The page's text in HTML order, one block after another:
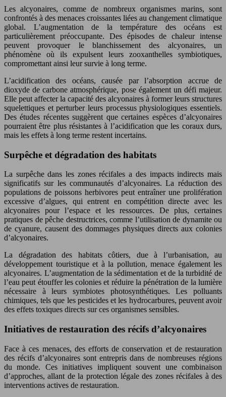
Les alcyonaires, comme de nombreux organismes marins, sont
confrontés à des menaces croissantes liées au changement climatique
global. L’augmentation de la température des océans est
particulièrement préoccupante. Des épisodes de chaleur intense
peuvent provoquer le blanchissement des alcyonaires, un
phénomène où ils expulsent leurs zooxanthelles symbiotiques,
compromettant ainsi leur survie à long terme.
L’acidification des océans, causée par l’absorption accrue de
dioxyde de carbone atmosphérique, pose également un défi majeur.
Elle peut affecter la capacité des alcyonaires à former leurs structures
squelettiques et perturber leurs processus physiologiques essentiels.
Des études récentes suggèrent que certaines espèces d’alcyonaires
pourraient être plus résistantes à l’acidification que les coraux durs,
mais les effets à long terme restent incertains.
Surpêche et dégradation des habitats
La surpêche dans les zones récifales a des impacts indirects mais
significatifs sur les communautés d’alcyonaires. La réduction des
populations de poissons herbivores peut entraîner une prolifération
excessive d’algues, qui entrent en compétition directe avec les
alcyonaires pour l’espace et les ressources. De plus, certaines
pratiques de pêche destructrices, comme l’utilisation de dynamite ou
de cyanure, causent des dommages physiques directs aux colonies
d’alcyonaires.
La dégradation des habitats côtiers, due à l’urbanisation, au
développement touristique et à la pollution, menace également les
alcyonaires. L’augmentation de la sédimentation et de la turbidité de
l’eau peut étouffer les colonies et réduire la pénétration de la lumière
nécessaire à leurs symbiotes photosynthétiques. Les polluants
chimiques, tels que les pesticides et les hydrocarbures, peuvent avoir
des effets toxiques directs sur ces organismes sensibles.
Initiatives de restauration des récifs d’alcyonaires
Face à ces menaces, des efforts de conservation et de restauration
des récifs d’alcyonaires sont entrepris dans de nombreuses régions
du monde. Ces initiatives impliquent souvent une combinaison
d’approches, allant de la protection légale des zones récifales à des
interventions actives de restauration.